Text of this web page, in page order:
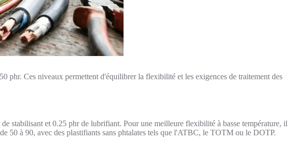
phr. Ces niveaux permettent d'équilibrer la flexibilité et les exigences de traitement des
stabilisant et 0.25 phr de lubrifiant. Pour une meilleure flexibilité à basse température, il
50 à 90, avec des plastifiants sans phtalates tels que l'ATBC, le TOTM ou le DOTP.